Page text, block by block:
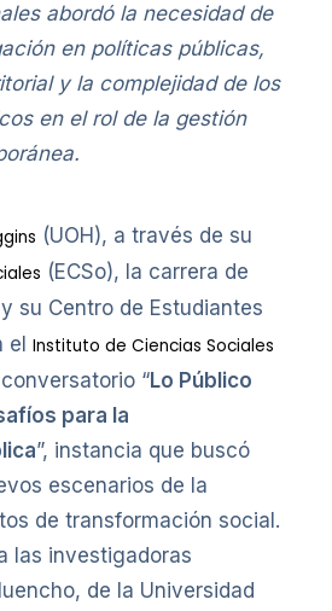
abordó la necesidad de
en políticas públicas,
y la complejidad de los
en el rol de la gestión
(UOH), a través de su
(ECSo), la carrera de
su Centro de Estudiantes
el Instituto de Ciencias Sociales
“Lo Público
para la
”, instancia que buscó
escenarios de la
de transformación social.
las investigadoras
de la Universidad